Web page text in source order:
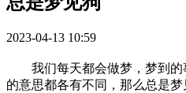
2023-04-13 10:59
我们每天都会做梦，梦到的
的意思都各有不同，那么总是